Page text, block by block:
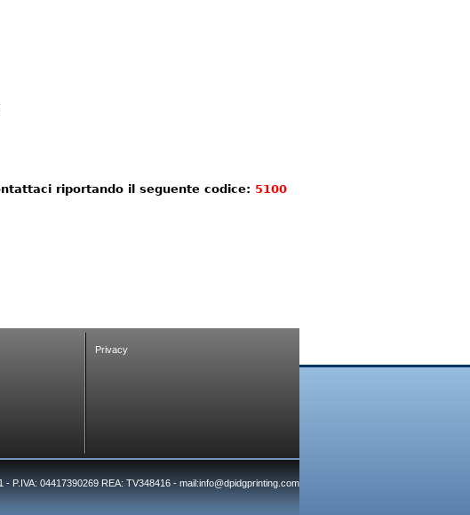
riportando il seguente codice: 5100
Privacy
P.IVA: 04417390269 REA: TV348416 - mail:info@dpidgprinting.com